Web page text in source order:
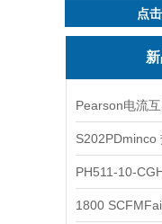
点
Pearson电流
S202PDminco